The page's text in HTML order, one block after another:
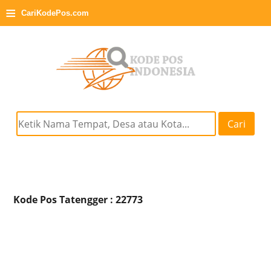
≡ CariKodePos.com
Cari
Kode Pos Tatengger : 22773